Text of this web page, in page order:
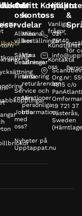
Om
oss
Allmänna
villkor
Säkra
betalningar
Finansiering
Service och
reparationer
Jobba
med
oss?
Nyheter på
Upptappat.nu
Mitt
konto
Mina
beställningar
Mina
adresser
Mina
returärenden
Min
personliga
information
Kontakta
oss
021 -
75140
Scandbev
Org.nr:
4815 c/o
19 721 37
Västerås,
Sweden
Hjälp
Vanliga
frågor
Kundtjänst
Kontakta
oss
&
för